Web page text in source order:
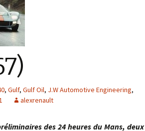
, Gulf, Gulf Oil, J.W Automotive Engineering,
alexrenault
des 24 heures du Mans, deux